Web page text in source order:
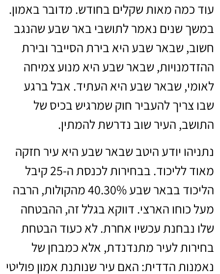
עוד כמה מאות שקלים בחודש. מדובר באמון.
במשך שנים נאמר לתושבי באר שבע שהנגב
חשוב, שבאר שבע היא בירת הסייבר ובירת
ההזדמנויות, שבאר שבע היא מנוע צמיחה
לאומי, שבאר שבע היא העתיד. אבל ברגע
שבו צריך להעביר חוק שמרגיש בכיס של
התושב, העיר שוב נדרשת להמתין.
נתניהו יודע היטב שבאר שבע היא עיר חזקה
מאוד לליכוד. בבחירות לכנסת ה-25 קיבל
הליכוד בבאר שבע 40.30% מהקולות, הרבה
מעל כוחו הארצי. דווקא בגלל זה, ההבטחה
שלו נבחנת עכשיו אחרת. לא כעוד הבטחת
בחירות לעיר מתנדנדת, אלא כמבחן של
נאמנות הדדית: האם עיר שנותנת אמון פוליטי